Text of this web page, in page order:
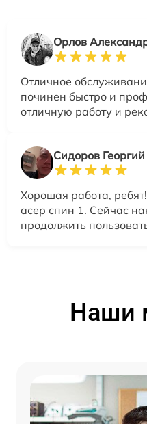
Орлов
Отличное
починен быстро и
отличную работу и
Сидоров Георгий
Хорошая работа,
асер спин 1. Сейчас
продолжить
Наши